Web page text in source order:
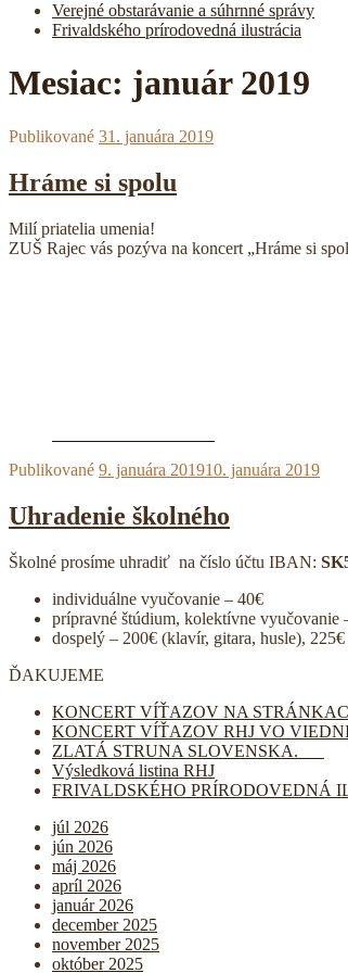
Verejné obstarávanie a súhrnné správy
Frivaldského prírodovedná ilustrácia
Mesiac: január 2019
Publikované 31. januára 2019
Hráme si spolu
Milí priatelia umenia!
ZUŠ Rajec vás pozýva na koncert „Hráme si
Publikované 9. januára 201910. januára 2019
Uhradenie školného
Školné prosíme uhradiť na číslo účtu IBAN:
individuálne vyučovanie – 40€
prípravné štúdium, kolektívne vyučovanie
dospelý – 200€ (klavír, gitara, husle),
ĎAKUJEME
KONCERT VÍŤAZOV NA
KONCERT VÍŤAZOV RHJ VO
ZLATÁ STRUNA SLOVENSKA.
Výsledková listina RHJ
FRIVALDSKÉHO PRÍRODOVEDNÁ
júl 2026
jún 2026
máj 2026
apríl 2026
január 2026
december 2025
november 2025
október 2025